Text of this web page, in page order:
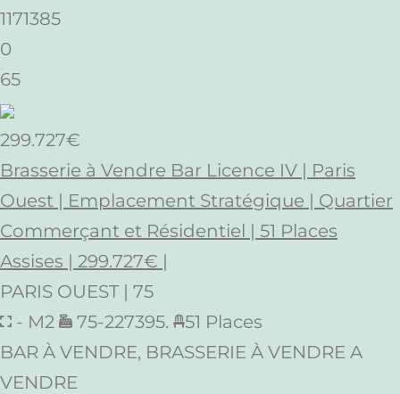
1171385
0
65
299.727€
Brasserie à Vendre Bar Licence IV | Paris
Ouest | Emplacement Stratégique | Quartier
Commerçant et Résidentiel | 51 Places
Assises | 299.727€ |
PARIS OUEST | 75
- M2
75-227395.
51 Places
BAR À VENDRE, BRASSERIE À VENDRE A
VENDRE